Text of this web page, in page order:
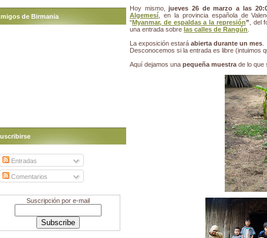
Hoy mismo,jueves 26 de marzo a las
Algemesí , en la provincia española de
“Myanmar, de espaldas a la represión” , del
una entrada sobre las calles de Rangún
La exposición estará abierta durante un mes
Desconocemos si la entrada es libre (intuimos
Aquí dejamos una pequeña muestra de lo que
de Birmania
Entradas
Comentarios
Suscripción por e-mail